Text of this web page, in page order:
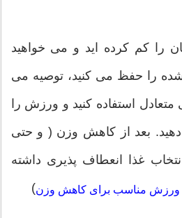
را کم کرده اید و می خواهید
را حفظ می کنید، توصیه می
استفاده کنید و ورزش را
بعد از کاهش وزن ( و حتی
غذا انعطاف پذیری داشته
)